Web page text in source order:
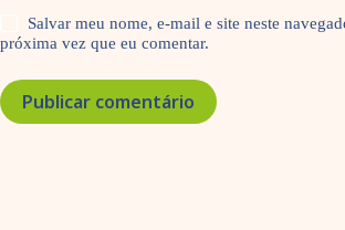
Salvar meu nome, e-mail e site neste
próxima vez que eu comentar.
Publicar comentário